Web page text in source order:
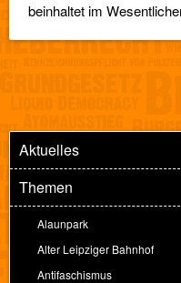
beinhaltet im
Aktuelles
Themen
Alaunpark
Alter Leipziger Bahnhof
Antifaschismus